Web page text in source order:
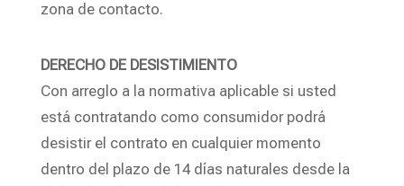
zona de contacto.
DERECHO DE DESISTIMIENTO
Con arreglo a la normativa aplicable si usted
está contratando como consumidor podrá
desistir el contrato en cualquier momento
dentro del plazo de 14 días naturales desde la